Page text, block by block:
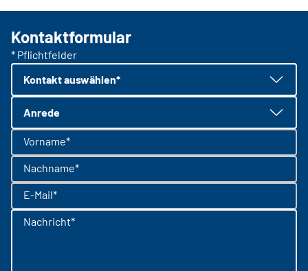
Kontaktformular
* Pflichtfelder
Kontakt auswählen*
Anrede
Vorname*
Nachname*
E-Mail*
Nachricht*